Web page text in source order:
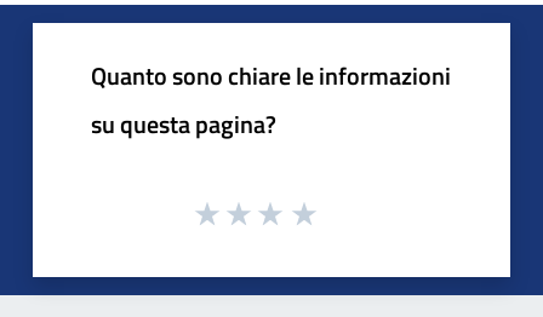
Quanto sono chiare le informazioni
su questa pagina?